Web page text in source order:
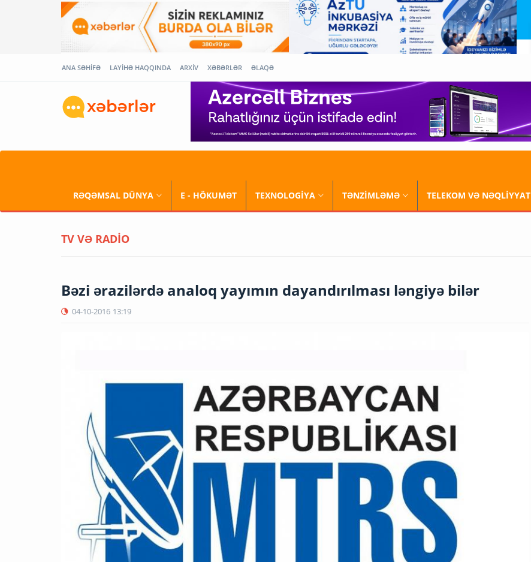
ANA SƏHİFƏ LAYİHƏ HAQQINDA ARXİV XƏBƏRLƏR ƏLAQƏ
RƏQƏMSAL DÜNYA E - HÖKUMƏT TEXNOLOGİYA TƏNZİMLƏMƏ TELEKOM VƏ NƏQLİYYAT
TV VƏ RADİO
Bəzi ərazilərdə analoq yayımın dayandırılması ləngiyə bilər
04-10-2016 13:19